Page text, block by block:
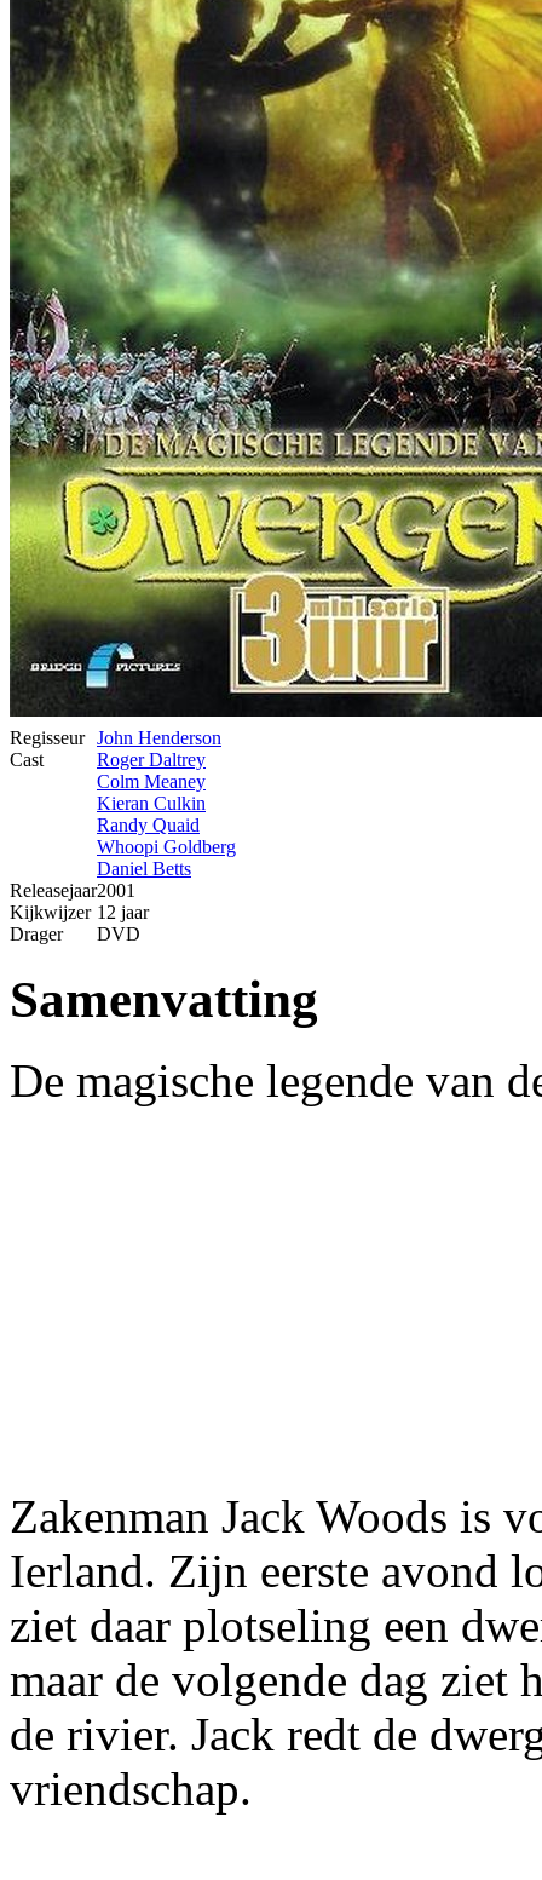
Regisseur John Henderson
Cast
Roger Daltrey
Colm Meaney
Kieran Culkin
Randy Quaid
Whoopi Goldberg
Daniel Betts
Releasejaar2001
Kijkwijzer 12 jaar
Drager
DVD
Samenvatting
De magische legende van
Zakenman Jack Woods is
Ierland. Zijn eerste avond
ziet daar plotseling een
maar de volgende dag
de rivier. Jack redt de
vriendschap.